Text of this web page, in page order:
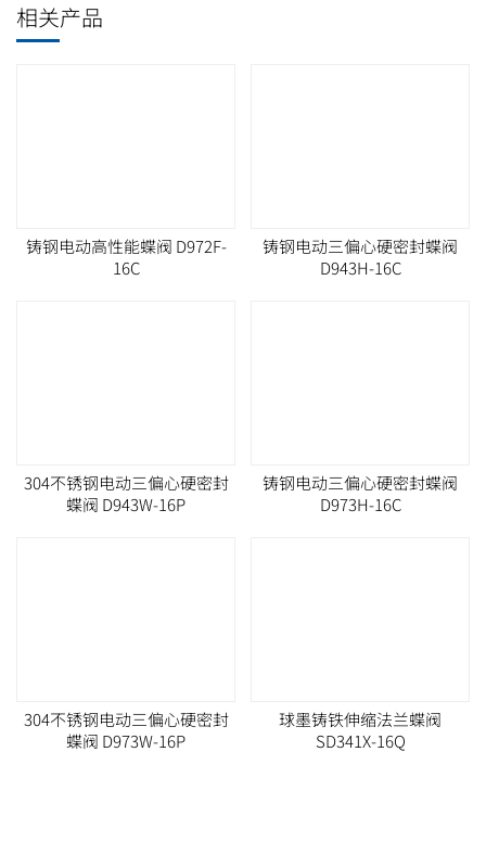
相关产品
铸钢电动高性能蝶阀 D972F-
16C
铸钢电动三偏心硬密封蝶阀
D943H-16C
304不锈钢电动三偏心硬密封
蝶阀 D943W-16P
铸钢电动三偏心硬密封蝶阀
D973H-16C
304不锈钢电动三偏心硬密封
蝶阀 D973W-16P
球墨铸铁伸缩法兰蝶阀
SD341X-16Q